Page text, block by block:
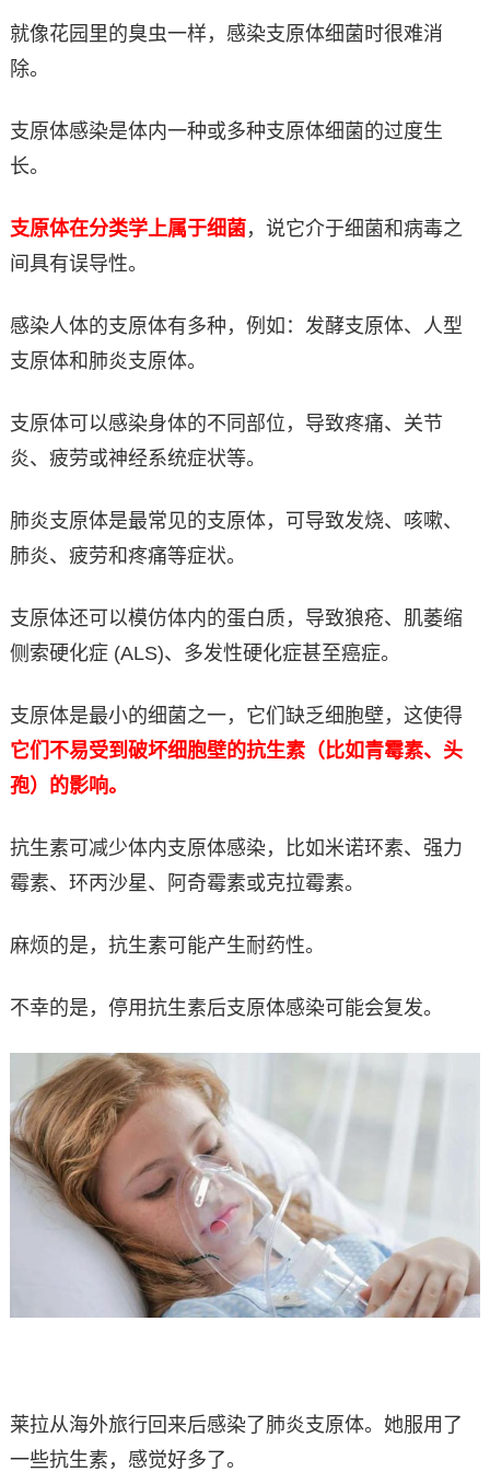
就像花园里的臭虫一样，感染支原体细菌时很难消
除。
支原体感染是体内一种或多种支原体细菌的过度生
长。
支原体在分类学上属于细菌，说它介于细菌和病毒之
间具有误导性。
感染人体的支原体有多种，例如：发酵支原体、人型
支原体和肺炎支原体。
支原体可以感染身体的不同部位，导致疼痛、关节
炎、疲劳或神经系统症状等。
肺炎支原体是最常见的支原体，可导致发烧、咳嗽、
肺炎、疲劳和疼痛等症状。
支原体还可以模仿体内的蛋白质，导致狼疮、肌萎缩
侧索硬化症 (ALS)、多发性硬化症甚至癌症。
支原体是最小的细菌之一，它们缺乏细胞壁，这使得
它们不易受到破坏细胞壁的抗生素（比如青霉素、头
孢）的影响。
抗生素可减少体内支原体感染，比如米诺环素、强力
霉素、环丙沙星、阿奇霉素或克拉霉素。
麻烦的是，抗生素可能产生耐药性。
不幸的是，停用抗生素后支原体感染可能会复发。
莱拉从海外旅行回来后感染了肺炎支原体。她服用了
一些抗生素，感觉好多了。